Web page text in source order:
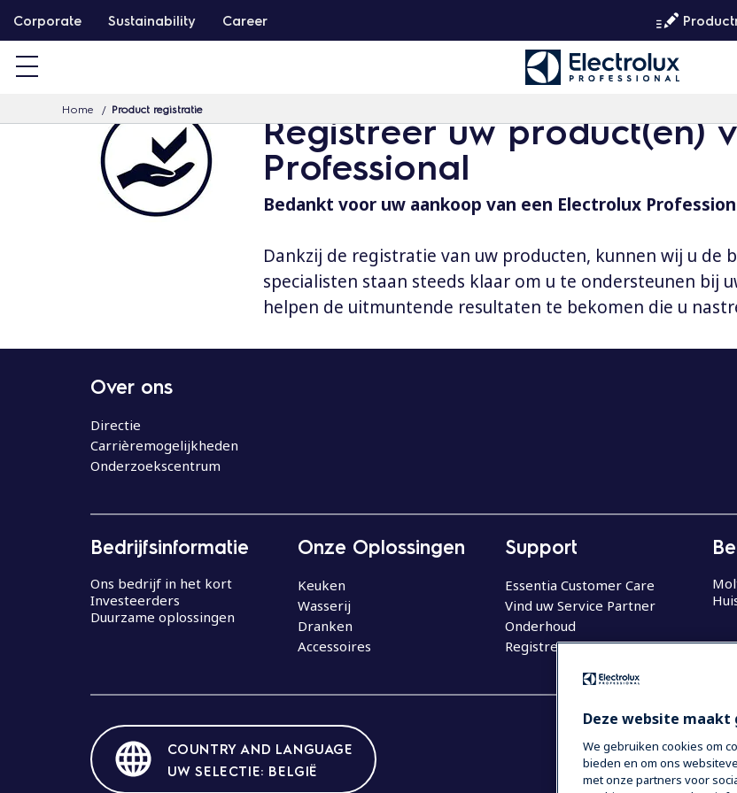
a
n
Corporate Sustainability Career
Home Product registratie Registreer uw product(en)
Professional
Bedankt voor uw aankoop van een Electrolux
Dankzij de registratie van uw producten, kunnen wij u de
specialisten staan steeds klaar om u te ondersteunen bij
helpen de uitmuntende resultaten te bekomen die u
Over ons
Directie
Carrièremogelijkheden
Onderzoekscentrum
Bedrijfsinformatie
Ons bedrijf in het kort
Investeerders
Duurzame oplossingen
Onze Oplossingen
Keuken
Wasserij
Dranken
Accessoires
Support
Essentia Customer Care
Vind uw Service Partner
Onderhoud
Registreer uw product
COUNTRY AND LANGUAGE
UW SELECTIE: BELGIË
Deze website maakt
We gebruiken cookies om
bieden en om ons
met onze partners voor